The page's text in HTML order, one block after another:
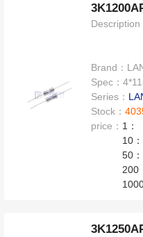
Description
Brand：
Spec：
Series：
Stock：
price： 1：
10：
50：
200